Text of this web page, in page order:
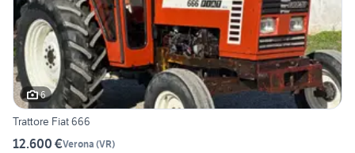
6
Trattore Fiat 666
12.600 €Verona (VR)